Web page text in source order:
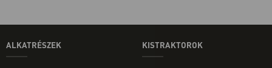
ALKATRÉSZEK KISTRAKTOROK